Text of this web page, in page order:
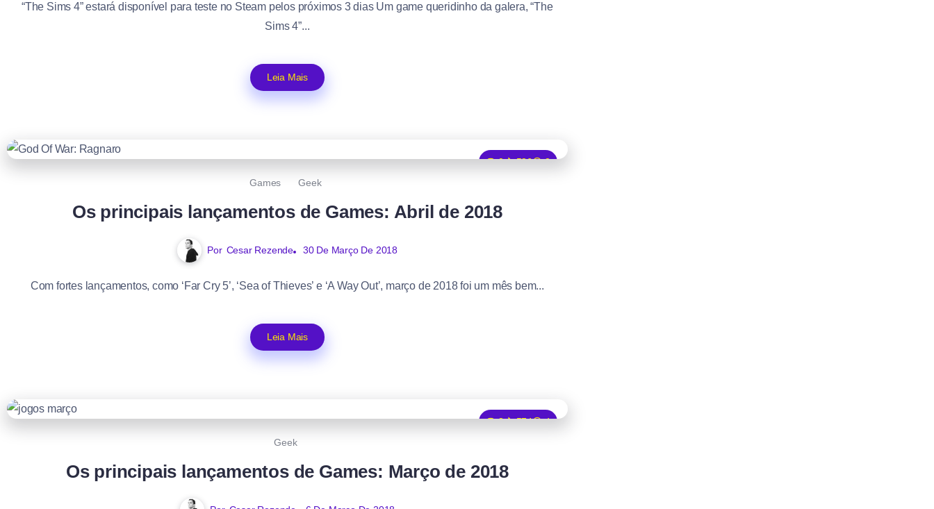
“The Sims 4” estará disponível para teste no Steam pelos próximos 3 dias Um game queridinho da galera, “The
Sims 4”...
Leia Mais
0 586
2
Games
Geek
Os principais lançamentos de Games: Abril de 2018
Por Cesar Rezende 30 De Março De 2018
Com fortes lançamentos, como ‘Far Cry 5’, ‘Sea of Thieves’ e ‘A Way Out’, março de 2018 foi um mês bem...
Leia Mais
8 574
4
Geek
Os principais lançamentos de Games: Março de 2018